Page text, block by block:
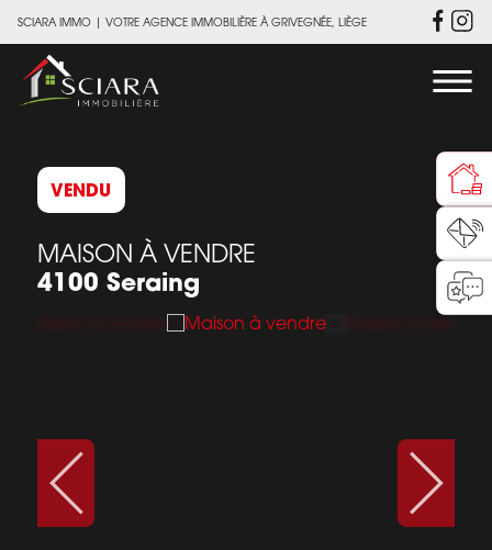
SCIARA IMMO | VOTRE AGENCE IMMOBILIÈRE À GRIVEGNÉE, LIÈGE
VENDU
MAISON À VENDRE
4100 Seraing